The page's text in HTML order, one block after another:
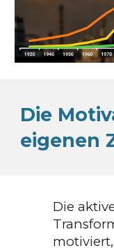
Die
eigenen
Die